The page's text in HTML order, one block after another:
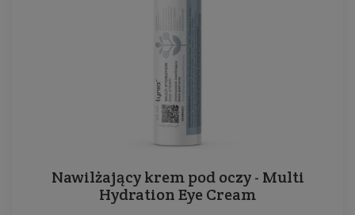
Nawilżający krem pod oczy - Multi
Hydration Eye Cream